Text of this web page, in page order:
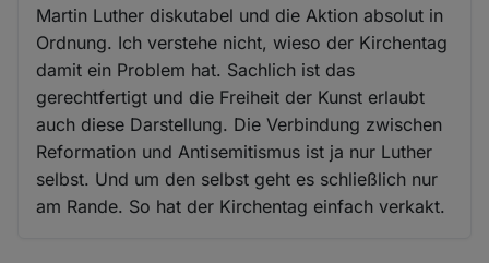
Martin Luther diskutabel und die Aktion absolut in
Ordnung. Ich verstehe nicht, wieso der Kirchentag
damit ein Problem hat. Sachlich ist das
gerechtfertigt und die Freiheit der Kunst erlaubt
auch diese Darstellung. Die Verbindung zwischen
Reformation und Antisemitismus ist ja nur Luther
selbst. Und um den selbst geht es schließlich nur
am Rande. So hat der Kirchentag einfach verkakt.